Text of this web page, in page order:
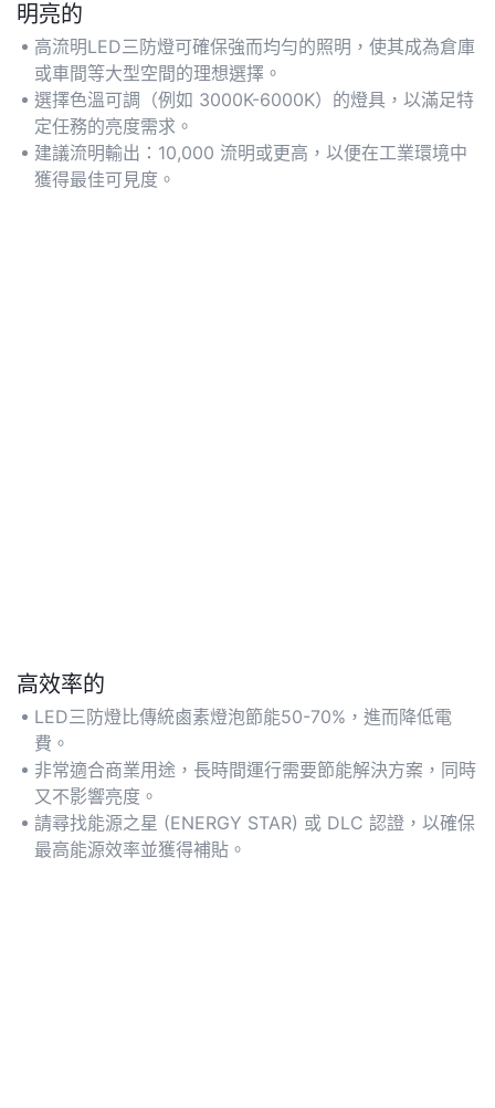
明亮的
高流明LED三防燈可確保強而均勻的照明，使其成為倉庫
或車間等大型空間的理想選擇。
選擇色溫可調（例如 3000K-6000K）的燈具，以滿足特
定任務的亮度需求。
建議流明輸出：10,000 流明或更高，以便在工業環境中
獲得最佳可見度。
高效率的
LED三防燈比傳統鹵素燈泡節能50-70%，進而降低電
費。
非常適合商業用途，長時間運行需要節能解決方案，同時
又不影響亮度。
請尋找能源之星 (ENERGY STAR) 或 DLC 認證，以確保
最高能源效率並獲得補貼。